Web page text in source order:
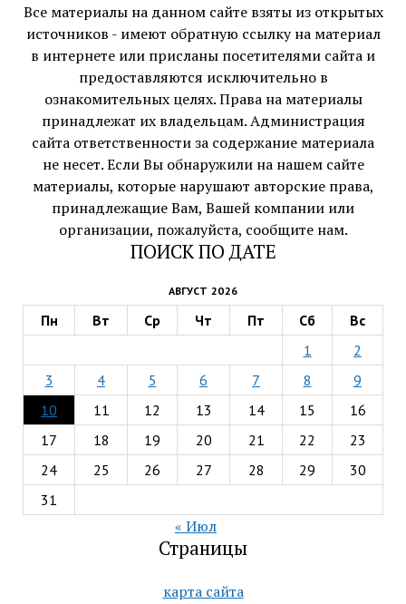
Все материалы на данном сайте взяты из открытых
источников - имеют обратную ссылку на материал
в интернете или присланы посетителями сайта и
предоставляются исключительно в
ознакомительных целях. Права на материалы
принадлежат их владельцам. Администрация
сайта ответственности за содержание материала
не несет. Если Вы обнаружили на нашем сайте
материалы, которые нарушают авторские права,
принадлежащие Вам, Вашей компании или
организации, пожалуйста, сообщите нам.
ПОИСК ПО ДАТЕ
АВГУСТ 2026
Пн Вт Ср Чт Пт Сб
Вс
1
2
3
4 5 6 7 8
9
10
11 12 13 14 15
16
17
18 19 20 21 22
23
24
25 26 27 28 29
30
31
« Июл
Страницы
карта сайта